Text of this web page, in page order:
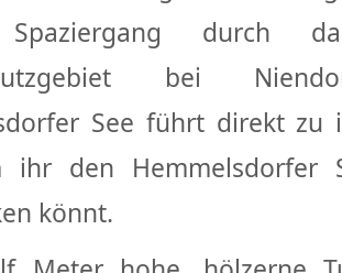
durch
bei
See führt direkt zu
ihr den Hemmelsdorfer
könnt.